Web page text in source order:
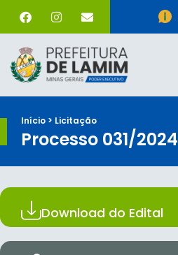
Início > Licitação
Processo 031/2024
Download do Edital